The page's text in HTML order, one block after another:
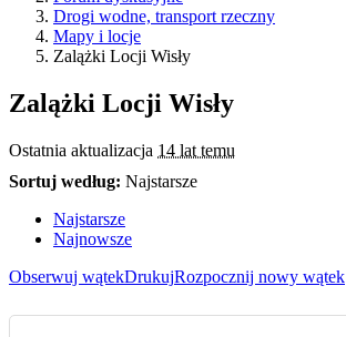
Drogi wodne, transport rzeczny
Mapy i locje
Zalążki Locji Wisły
Zalążki Locji Wisły
Ostatnia aktualizacja 14 lat temu
Sortuj według: Najstarsze
Najstarsze
Najnowsze
Obserwuj wątekDrukujRozpocznij nowy wątek